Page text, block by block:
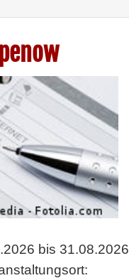
bis 31.08.2026